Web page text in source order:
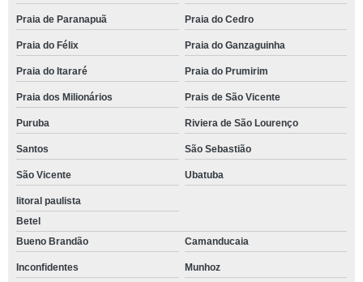
Praia de Paranapuã Praia do Cedro
Praia do Félix Praia do Ganzaguinha
Praia do Itararé Praia do Prumirim
Praia dos Milionários Prais de São Vicente
Puruba Riviera de São Lourenço
Santos São Sebastião
São Vicente Ubatuba
litoral paulista
Betel
Bueno Brandão
Camanducaia
Inconfidentes Munhoz